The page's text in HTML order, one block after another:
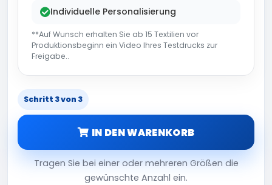
Individuelle Personalisierung
**Auf Wunsch erhalten Sie ab 15 Textilien vor
Produktionsbeginn ein Video Ihres Testdrucks zur
Freigabe..
Schritt 3 von 3
IN DEN WARENKORB
Tragen Sie bei einer oder mehreren Größen die
gewünschte Anzahl ein.